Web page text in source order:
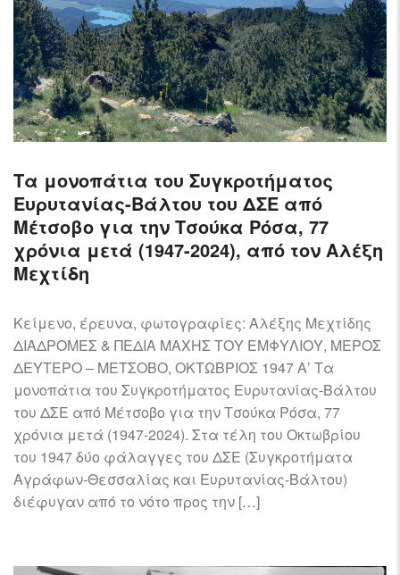
Τα μονοπάτια του Συγκροτήματος
Ευρυτανίας-Βάλτου του ΔΣΕ από
Μέτσοβο για την Τσούκα Ρόσα, 77
χρόνια μετά (1947-2024), από τον Αλέξη
Μεχτίδη
Κείμενο, έρευνα, φωτογραφίες: Αλέξης Μεχτίδης
ΔΙΑΔΡΟΜΕΣ & ΠΕΔΙΑ ΜΑΧΗΣ ΤΟΥ ΕΜΦΥΛΙΟΥ, ΜΕΡΟΣ
ΔΕΥΤΕΡΟ – ΜΕΤΣΟΒΟ, ΟΚΤΩΒΡΙΟΣ 1947 Α’ Τα
μονοπάτια του Συγκροτήματος Ευρυτανίας-Βάλτου
του ΔΣΕ από Μέτσοβο για την Τσούκα Ρόσα, 77
χρόνια μετά (1947-2024). Στα τέλη του Οκτωβρίου
του 1947 δύο φάλαγγες του ΔΣΕ (Συγκροτήματα
Αγράφων-Θεσσαλίας και Ευρυτανίας-Βάλτου)
διέφυγαν από το νότο προς την […]